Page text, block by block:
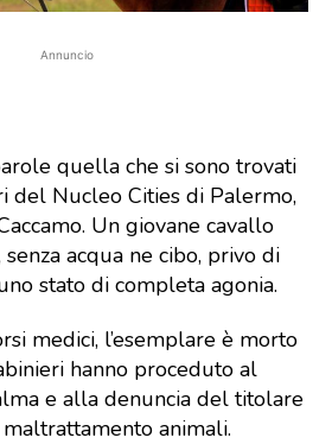
Annuncio
quella che si sono trovati
del Nucleo Cities di Palermo,
Un giovane cavallo
acqua ne cibo, privo di
stato di completa agonia.
medici, l’esemplare è morto
hanno proceduto al
e alla denuncia del titolare
animali.